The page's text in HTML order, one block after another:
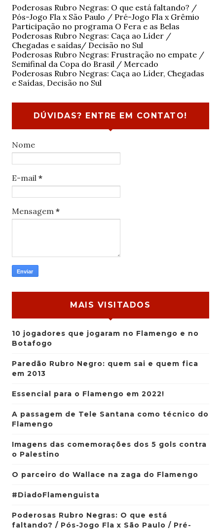
Poderosas Rubro Negras: O que está faltando? /
Pós-Jogo Fla x São Paulo / Pré-Jogo Fla x Grêmio
Participação no programa O Fera e as Belas
Poderosas Rubro Negras: Caça ao Líder /
Chegadas e saídas/ Decisão no Sul
Poderosas Rubro Negras: Frustração no empate /
Semifinal da Copa do Brasil / Mercado
Poderosas Rubro Negras: Caça ao Líder, Chegadas
e Saídas, Decisão no Sul
DÚVIDAS? ENTRE EM CONTATO!
Nome
E-mail *
Mensagem *
MAIS VISITADOS
10 jogadores que jogaram no Flamengo e no
Botafogo
Paredão Rubro Negro: quem sai e quem fica
em 2013
Essencial para o Flamengo em 2022!
A passagem de Tele Santana como técnico do
Flamengo
Imagens das comemorações dos 5 gols contra
o Palestino
O parceiro do Wallace na zaga do Flamengo
#DiadoFlamenguista
Poderosas Rubro Negras: O que está
faltando? / Pós-Jogo Fla x São Paulo / Pré-